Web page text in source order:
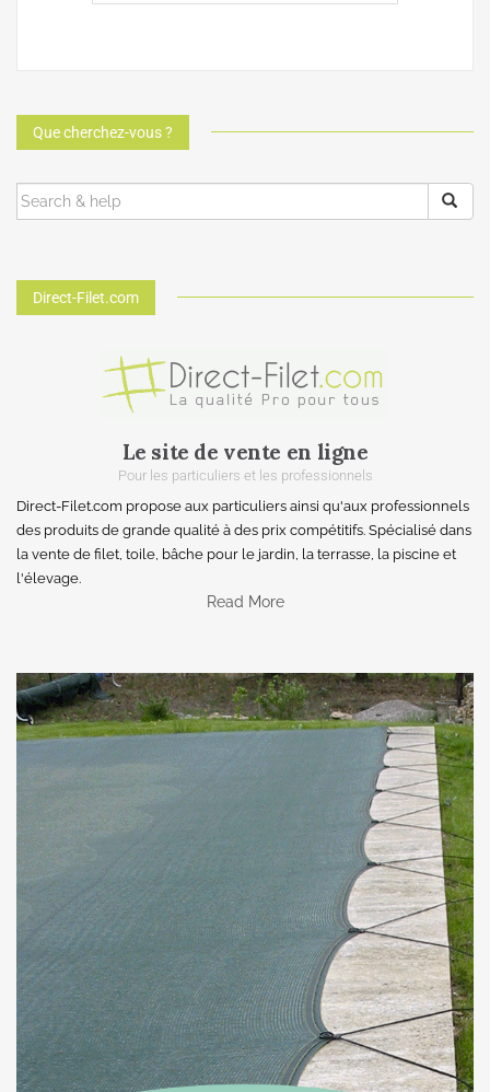
Que cherchez-vous ?
Direct-Filet.com
Le site de vente en ligne
Pour les particuliers et les professionnels
Direct-Filet.com propose aux particuliers ainsi qu'aux professionnels
des produits de grande qualité à des prix compétitifs. Spécialisé dans
la vente de filet, toile, bâche pour le jardin, la terrasse, la piscine et
l'élevage.
Read More